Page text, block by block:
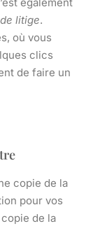
litige.
où vous
clics
de faire un
copie de la
pour vos
de la